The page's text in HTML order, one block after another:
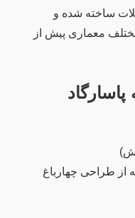
ساخته شده و
معماری پیش از
از طراحی چهارباغ